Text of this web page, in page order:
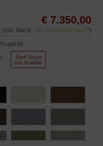
€ 7.350,00
(inkl. MwSt. inkl. Versandkosten *)
Stoff Tonus
von Kvadrat